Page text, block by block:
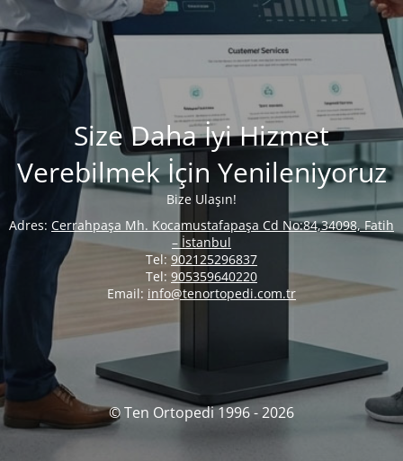
Size Daha İyi Hizmet
Verebilmek İçin Yenileniyoruz
Bize Ulaşın!
Adres: Cerrahpaşa Mh. Kocamustafapaşa Cd No:84,34098, Fatih
– İstanbul
Tel:902125296837
Tel: 905359640220
Email: info@tenortopedi.com.tr
© Ten Ortopedi 1996 - 2026